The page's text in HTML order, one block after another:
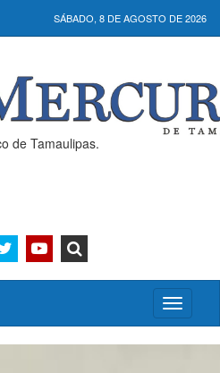
SÁBADO, 8 DE AGOSTO DE 2026
de Tamaulipas.
Activar/
menú